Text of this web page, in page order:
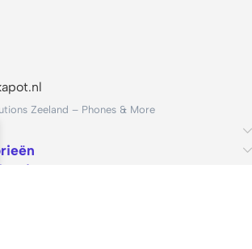
Zeeland – Phones & More